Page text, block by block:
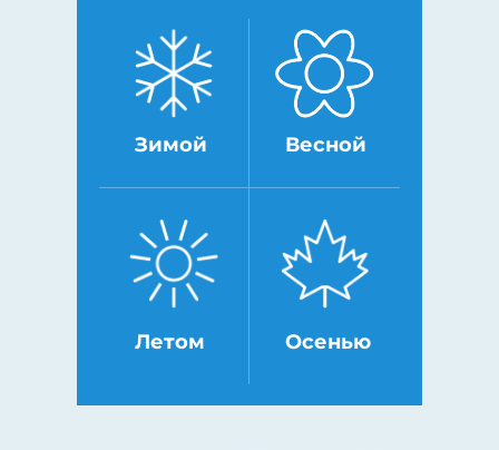
Зимой Весной
Летом Осенью